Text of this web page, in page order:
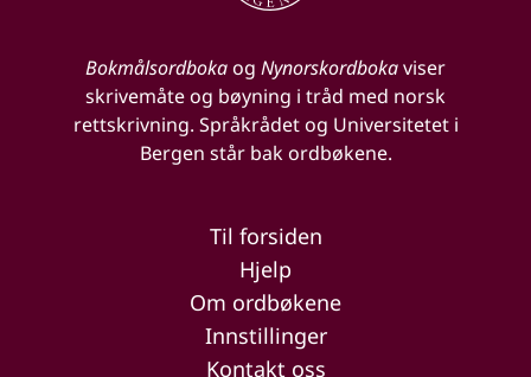
Bokmålsordbokaog Nynorskordbokaviser
skrivemåte og bøyning i tråd med norsk
rettskrivning. Språkrådet og Universitetet i
Bergen står bak ordbøkene.
Til forsiden
Hjelp
Om ordbøkene
Innstillinger
Kontakt oss